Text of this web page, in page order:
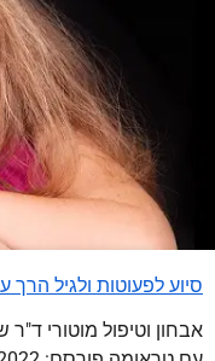
סיוע לפעוטות ולגיל
אבחון וטיפול מוטורי